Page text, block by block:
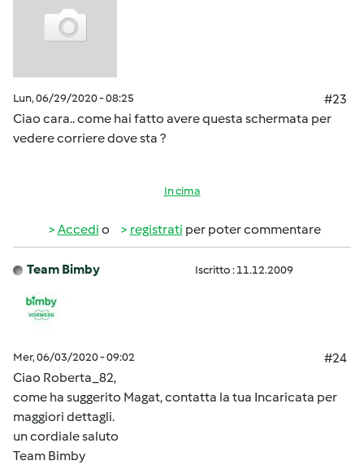
Lun, 06/29/2020 - 08:25
#23
Ciao cara.. come hai fatto avere questa schermata per
vedere corriere dove sta ?
In cima
Accedi o registrati per poter commentare
Team Bimby Iscritto : 11.12.2009
Mer, 06/03/2020 - 09:02
#24
Ciao Roberta_82,
come ha suggerito Magat, contatta la tua Incaricata per
maggiori dettagli.
un cordiale saluto
Team Bimby